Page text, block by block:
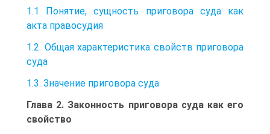
1.1 Понятие, сущность приговора суда как
акта правосудия
1.2. Общая характеристика свойств приговора
суда
1.3. Значение приговора суда
Глава 2. Законность приговора суда как его
свойство